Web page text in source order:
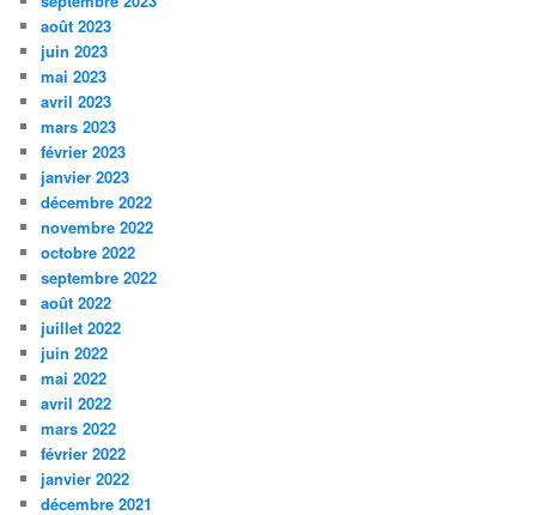
août 2023
juin 2023
mai 2023
avril 2023
mars 2023
février 2023
janvier 2023
décembre 2022
novembre 2022
octobre 2022
septembre 2022
août 2022
juillet 2022
juin 2022
mai 2022
avril 2022
mars 2022
février 2022
janvier 2022
décembre 2021